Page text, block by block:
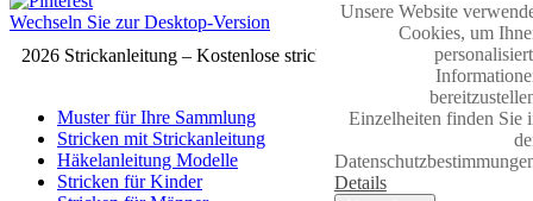
Wechseln Sie zur Desktop-Version
2026 Strickanleitung – Kostenlose strickmuster
Muster für Ihre Sammlung
Stricken mit Strickanleitung
Häkelanleitung Modelle
Stricken für Kinder
Unsere Website
Cookies, um
Einzelheiten finden Sie
Details